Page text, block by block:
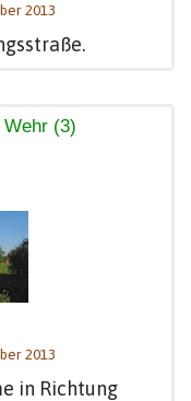
2013
Wehr (3)
2013
in Richtung